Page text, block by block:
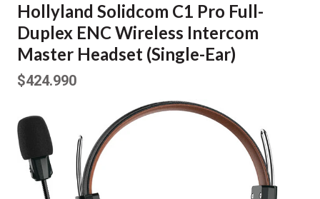
Hollyland Solidcom C1 Pro Full-
Duplex ENC Wireless Intercom
Master Headset (Single-Ear)
$424.990